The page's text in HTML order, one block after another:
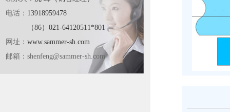
电话： 13918959478
（86）021-64120511*801
网址： www.sammer-sh.com
邮箱： shenfeng@sammer-sh.com